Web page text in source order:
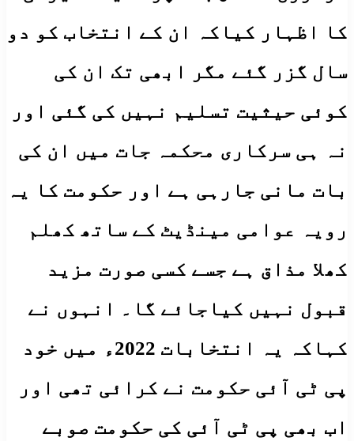
کا اظہار کیاکہ ان کے انتخاب کو دو
سال گزر گئے مگر ابھی تک ان کی
کوئی حیثیت تسلیم نہیں کی گئی اور
نہ ہی سرکاری محکمہ جات میں ان کی
بات مانی جارہی ہے اور حکومت کا یہ
رویہ عوامی مینڈیٹ کے ساتھ کھلم
کھلا مذاق ہے جسے کسی صورت مزید
قبول نہیں کیاجائے گا۔ انہوں نے
کہاکہ یہ انتخابات 2022ء میں خود
پی ٹی آئی حکومت نے کرائی تھی اور
اب بھی پی ٹی آئی کی حکومت صوبے